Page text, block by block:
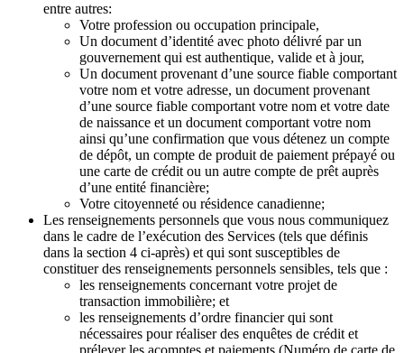
entre autres:
Votre profession ou occupation principale,
Un document d’identité avec photo délivré par un
gouvernement qui est authentique, valide et à jour,
Un document provenant d’une source fiable comportant
votre nom et votre adresse, un document provenant
d’une source fiable comportant votre nom et votre date
de naissance et un document comportant votre nom
ainsi qu’une confirmation que vous détenez un compte
de dépôt, un compte de produit de paiement prépayé ou
une carte de crédit ou un autre compte de prêt auprès
d’une entité financière;
Votre citoyenneté ou résidence canadienne;
Les renseignements personnels que vous nous communiquez
dans le cadre de l’exécution des Services (tels que définis
dans la section 4 ci-après) et qui sont susceptibles de
constituer des renseignements personnels sensibles, tels que :
les renseignements concernant votre projet de
transaction immobilière; et
les renseignements d’ordre financier qui sont
nécessaires pour réaliser des enquêtes de crédit et
prélever les acomptes et paiements (Numéro de carte de